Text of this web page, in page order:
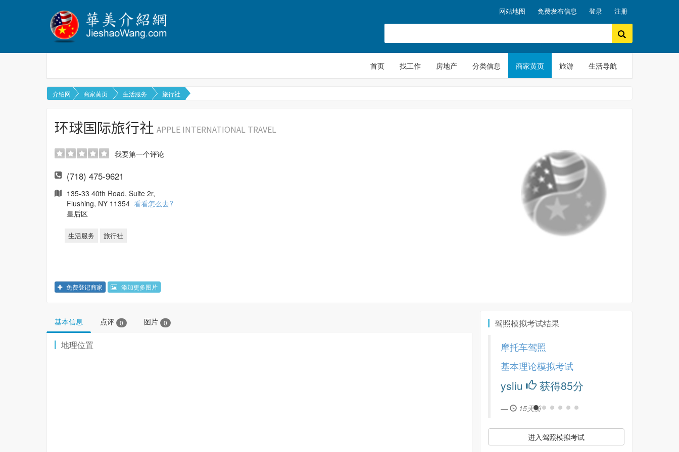
网站地图 免费发布信息 登录 注册
首页 找工作 房地产 分类信息 商家黄页 旅游 生活导航
介绍网 商家黄页 生活服务 旅行社
环球国际旅行社 APPLE INTERNATIONAL TRAVEL
我要第一个评论
(718) 475-9621
135-33 40th Road, Suite 2r,
Flushing, NY 11354 看看怎么去?
皇后区
生活服务 旅行社
免费登记商家 添加更多图片
基本信息 点评 0 图片 0
地理位置
驾照模拟考试结果
摩托车驾照
基本理论模拟考试
ysliu 获得85分
15天前
进入驾照模拟考试